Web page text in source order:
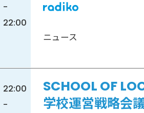
-
22:00
ニュース
22:00
-
SCHOOL OF
学校運営戦略会